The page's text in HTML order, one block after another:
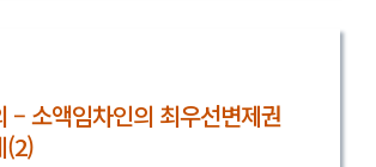
– 소액임차인의 최우선변제권
(2)